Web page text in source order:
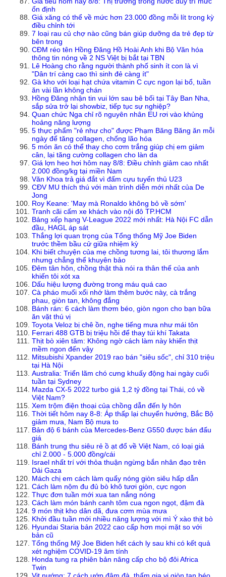
ổn định
Giá xăng có thể về mức hơn 23.000 đồng mỗi lít trong kỳ
điều chỉnh tới
7 loại rau củ chợ nào cũng bán giúp dưỡng da trẻ đẹp từ
bên trong
CĐM réo tên Hồng Đăng Hồ Hoài Anh khi Bộ Văn hóa
thông tin nóng về 2 NS Việt bị bắt tại TBN
Lê Hoàng cho rằng người thành phố sinh ít con là vì
"Dân trí càng cao thì sinh đẻ càng ít"
Gà kho với loại hạt chứa vitamin C cực ngon lại bổ, tuần
ăn vài lần không chán
Hồng Đăng nhận tin vui lớn sau bê bối tại Tây Ban Nha,
sắp sửa trở lại showbiz, tiếp tục sự nghiệp?
Quan chức Nga chỉ rõ nguyên nhân EU rơi vào khủng
hoảng năng lượng
5 thực phẩm "rẻ như cho" được Phạm Băng Băng ăn mỗi
ngày để tăng collagen, chống lão hóa
5 món ăn có thể thay cho cơm trắng giúp chị em giảm
cân, lại tăng cường collagen cho làn da
Giá lợn heo hơi hôm nay 8/8: Điều chỉnh giảm cao nhất
2.000 đồng/kg tại miền Nam
Văn Khoa trả giá đắt vì đấm cựu tuyển thủ U23
CĐV MU thích thú với màn trình diễn mới nhất của De
Jong
Roy Keane: 'May mà Ronaldo không bỏ về sớm'
Tranh cãi cấm xe khách vào nội đô TP.HCM
Bảng xếp hạng V-League 2022 mới nhất: Hà Nội FC dẫn
đầu, HAGL áp sát
Thắng lợi quan trọng của Tổng thống Mỹ Joe Biden
trước thềm bầu cử giữa nhiệm kỳ
Khi biết chuyện của mẹ chồng tương lai, tôi thương lắm
nhưng chẳng thể khuyên bảo
Đêm tân hôn, chồng thật thà nói ra thân thế của anh
khiến tôi xót xa
Dấu hiệu lượng đường trong máu quá cao
Cà pháo muối xổi nhớ làm thêm bước này, cà trắng
phau, giòn tan, không đắng
Bánh rán: 6 cách làm thơm béo, giòn ngon cho bạn bữa
ăn vặt thú vị
Toyota Veloz bị chê ồn, nghe tiếng mưa như mái tôn
Ferrari 488 GTB bị triệu hồi để thay túi khí Takata
Thịt bò xiên tăm: Không ngờ cách làm này khiến thịt
mềm ngon đến vậy
Mitsubishi Xpander 2019 rao bán "siêu sốc", chỉ 310 triệu
tại Hà Nội
Australia: Triển lãm chó cưng khuấy động hai ngày cuối
tuần tại Sydney
Mazda CX-5 2022 turbo giá 1,2 tỷ đồng tại Thái, có về
Việt Nam?
Xem trộm điện thoại của chồng dẫn đến ly hôn
Thời tiết hôm nay 8-8: Áp thấp lại chuyển hướng, Bắc Bộ
giảm mưa, Nam Bộ mưa to
Bản độ 6 bánh của Mercedes-Benz G550 được bán đấu
giá
Bánh trung thu siêu rẻ ồ ạt đổ về Việt Nam, có loại giá
chỉ 2.000 - 5.000 đồng/cái
Israel nhất trí với thỏa thuận ngừng bắn nhân đạo trên
Dải Gaza
Mách chị em cách làm quẩy nóng giòn siêu hấp dẫn
Cách làm nộm đu đủ bò khô tươi giòn, cực ngon
Thực đơn tuần mới xua tan nắng nóng
Cách làm món bánh canh tôm cua ngon ngọt, đậm đà
9 món thịt kho dân dã, đưa cơm mùa mưa
Khởi đầu tuần mới nhiều năng lượng với mì Ý xào thịt bò
Hyundai Staria bản 2022 cao cấp hơn mọi mặt so với
bản cũ
Tổng thống Mỹ Joe Biden hết cách ly sau khi có kết quả
xét nghiệm COVID-19 âm tính
Honda tung ra phiên bản nâng cấp cho bộ đôi Africa
Twin